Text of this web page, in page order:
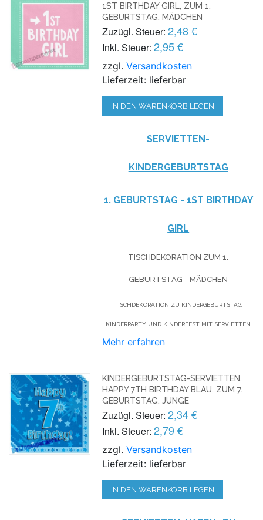
1ST BIRTHDAY GIRL, ZUM 1.
GEBURTSTAG, MÄDCHEN
Zuzügl. Steuer: 2,48 €
Inkl. Steuer: 2,95 €
zzgl.Versandkosten
Lieferzeit: lieferbar
IN DEN WARENKORB LEGEN
SERVIETTEN-
KINDERGEBURTSTAG
1. GEBURTSTAG - 1ST BIRTHDAY
GIRL
TISCHDEKORATION ZUM 1.
GEBURTSTAG - MÄDCHEN
TISCHDEKORATION ZU KINDERGEBURTSTAG,
KINDERPARTY UND KINDERFEST MIT SERVIETTEN
Mehr erfahren
KINDERGEBURTSTAG-SERVIETTEN,
HAPPY 7TH BIRTHDAY BLAU, ZUM 7.
GEBURTSTAG, JUNGE
Zuzügl. Steuer: 2,34 €
Inkl. Steuer: 2,79 €
zzgl.Versandkosten
Lieferzeit: lieferbar
IN DEN WARENKORB LEGEN